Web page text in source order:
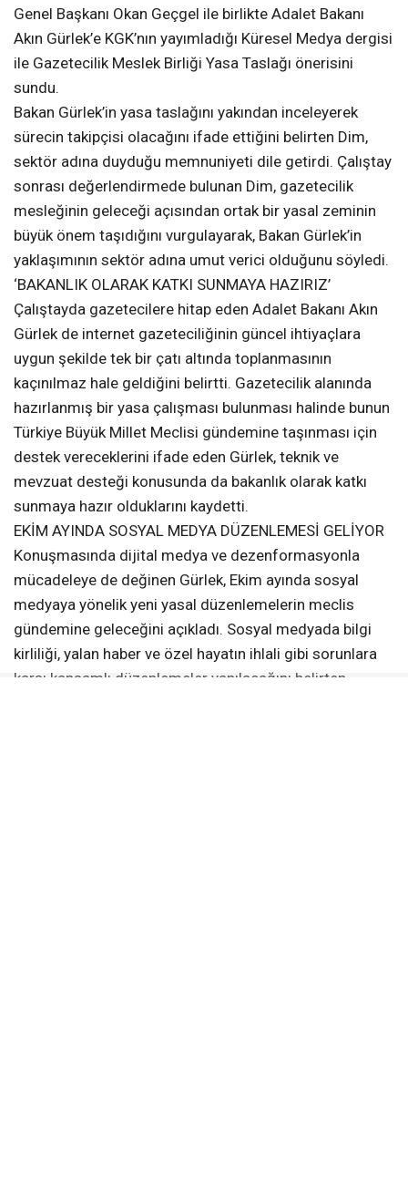
Genel Başkanı Okan Geçgel ile birlikte Adalet Bakanı
Akın Gürlek’e KGK’nın yayımladığı Küresel Medya dergisi
ile Gazetecilik Meslek Birliği Yasa Taslağı önerisini
sundu.
Bakan Gürlek’in yasa taslağını yakından inceleyerek
sürecin takipçisi olacağını ifade ettiğini belirten Dim,
sektör adına duyduğu memnuniyeti dile getirdi. Çalıştay
sonrası değerlendirmede bulunan Dim, gazetecilik
mesleğinin geleceği açısından ortak bir yasal zeminin
büyük önem taşıdığını vurgulayarak, Bakan Gürlek’in
yaklaşımının sektör adına umut verici olduğunu söyledi.
‘BAKANLIK OLARAK KATKI SUNMAYA HAZIRIZ’
Çalıştayda gazetecilere hitap eden Adalet Bakanı Akın
Gürlek de internet gazeteciliğinin güncel ihtiyaçlara
uygun şekilde tek bir çatı altında toplanmasının
kaçınılmaz hale geldiğini belirtti. Gazetecilik alanında
hazırlanmış bir yasa çalışması bulunması halinde bunun
Türkiye Büyük Millet Meclisi gündemine taşınması için
destek vereceklerini ifade eden Gürlek, teknik ve
mevzuat desteği konusunda da bakanlık olarak katkı
sunmaya hazır olduklarını kaydetti.
EKİM AYINDA SOSYAL MEDYA DÜZENLEMESİ GELİYOR
Konuşmasında dijital medya ve dezenformasyonla
mücadeleye de değinen Gürlek, Ekim ayında sosyal
medyaya yönelik yeni yasal düzenlemelerin meclis
gündemine geleceğini açıkladı. Sosyal medyada bilgi
kirliliği, yalan haber ve özel hayatın ihlali gibi sorunlara
karşı kapsamlı düzenlemeler yapılacağını belirten